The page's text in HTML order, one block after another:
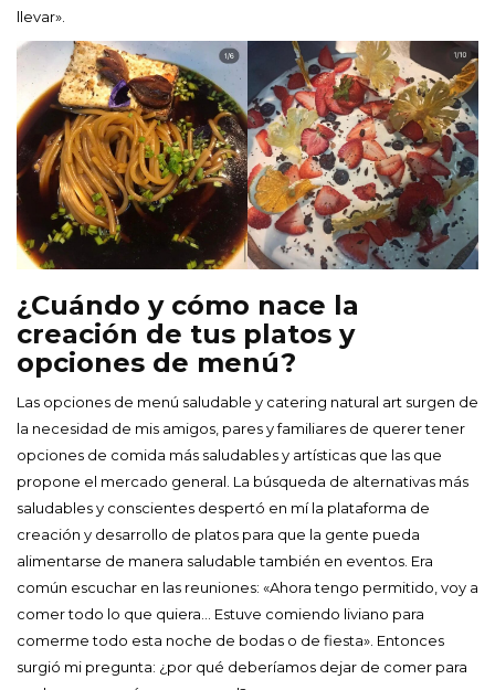
llevar».
¿Cuándo y cómo nace la
creación de tus platos y
opciones de menú?
Las opciones de menú saludable y catering natural art surgen de
la necesidad de mis amigos, pares y familiares de querer tener
opciones de comida más saludables y artísticas que las que
propone el mercado general. La búsqueda de alternativas más
saludables y conscientes despertó en mí la plataforma de
creación y desarrollo de platos para que la gente pueda
alimentarse de manera saludable también en eventos. Era
común escuchar en las reuniones: «Ahora tengo permitido, voy a
comer todo lo que quiera… Estuve comiendo liviano para
comerme todo esta noche de bodas o de fiesta». Entonces
surgió mi pregunta: ¿por qué deberíamos dejar de comer para